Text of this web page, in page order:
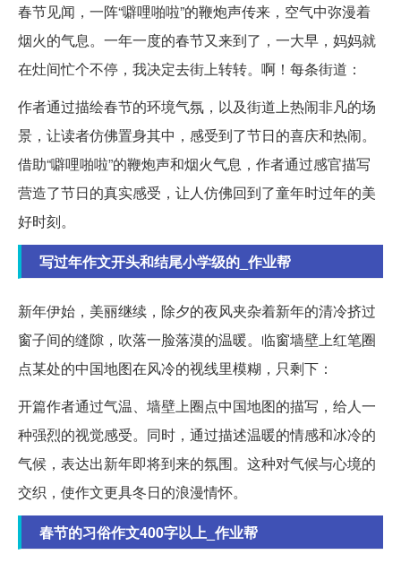
春节见闻，一阵“噼哩啪啦”的鞭炮声传来，空气中弥漫着
烟火的气息。一年一度的春节又来到了，一大早，妈妈就
在灶间忙个不停，我决定去街上转转。啊！每条街道：
作者通过描绘春节的环境气氛，以及街道上热闹非凡的场
景，让读者仿佛置身其中，感受到了节日的喜庆和热闹。
借助“噼哩啪啦”的鞭炮声和烟火气息，作者通过感官描写
营造了节日的真实感受，让人仿佛回到了童年时过年的美
好时刻。
写过年作文开头和结尾小学级的_作业帮
新年伊始，美丽继续，除夕的夜风夹杂着新年的清冷挤过
窗子间的缝隙，吹落一脸落漠的温暖。临窗墙壁上红笔圈
点某处的中国地图在风冷的视线里模糊，只剩下：
开篇作者通过气温、墙壁上圈点中国地图的描写，给人一
种强烈的视觉感受。同时，通过描述温暖的情感和冰冷的
气候，表达出新年即将到来的氛围。这种对气候与心境的
交织，使作文更具冬日的浪漫情怀。
春节的习俗作文400字以上_作业帮